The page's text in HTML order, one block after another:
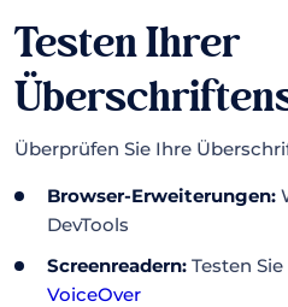
Testen Ihrer
Überprüfen Sie Ihre
Browser-Erweiterungen:
DevTools
Screenreadern: Testen
VoiceOver